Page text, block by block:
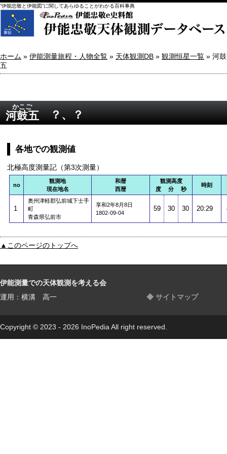
“伊能忠敬と伊能図”に関してあらゆることがわかる百科事典
ホーム » 伊能測量旅程・人物全覧 » 天体観測DB » 観測恒星一覧 » 河鼓
五
河鼓五
かこご
？、？
各地での観測値
北極高度測量記（第3次測量）
no
観測地
現在地名
和暦
西暦
観測高度
度 分 秒
時刻
1
奥州津軽郡弘前城下士手
町
青森県弘前市
享和2年8月8日
1802-09-04
59 30 30 20:29
▲このページのトップへ
伊能測量での天体観測を考える会
運用：横溝 高一
◆ サイトマップ
Copyright © 2023 - 2026 InoPedia All right reserved.